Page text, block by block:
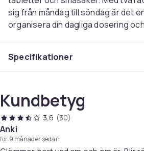
sig från måndag till söndag är det
organisera din dagliga dosering
- Mångsidig Användning: Denna
små föremål som du vill hålla
- Daglig Effektivitet: Med två rader
det enkelt att se vad som ska tas
kan hålla dig på rätt spår med din
dagliga rutiner.
Specifikationer
Kundbetyg
3,6 (30)
Anki
för 9 månader sedan